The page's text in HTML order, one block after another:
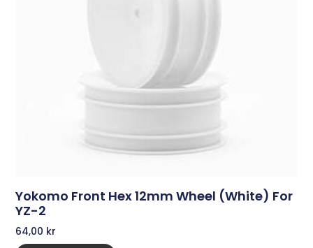
Yokomo Front Hex 12mm Wheel (White) For
YZ-2
64,00 kr